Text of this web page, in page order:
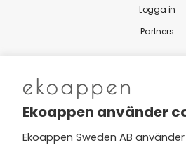
Logga in
Partners
Nytt från
Ekoappen använder
Ekoappen Sweden AB